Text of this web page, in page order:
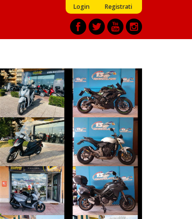
Login Registrati
HONDA SH
€ 2.490 €
KAWASAKI
NINJA-650
€ 5.790 €
PIAGGIO MEDLEY
€ 2.990 €
HONDA HORNET
€ 3.490 €
SYM JOYRIDE
€ 4.190 €
DUCATI
MULTISTRADA
€ 11.690 €